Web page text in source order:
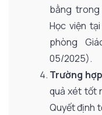
bằng
Học viện
phòng
05/2025).
Trường
quả xét tốt
Quyết định